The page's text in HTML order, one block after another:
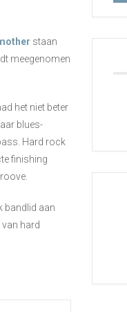
staan
meegenomen
het niet beter
blues-
Hard rock
finishing
bandlid aan
hard